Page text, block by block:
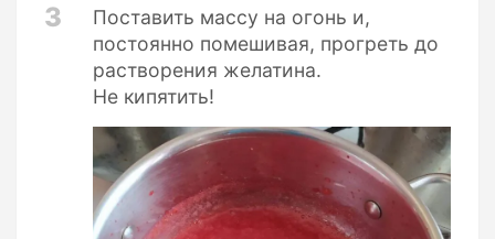
3
Поставить массу на огонь и,
постоянно помешивая, прогреть до
растворения желатина.
Не кипятить!